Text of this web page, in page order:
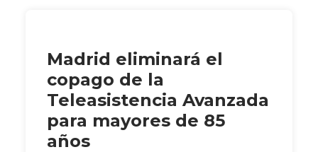
Madrid eliminará el
copago de la
Teleasistencia Avanzada
para mayores de 85
años